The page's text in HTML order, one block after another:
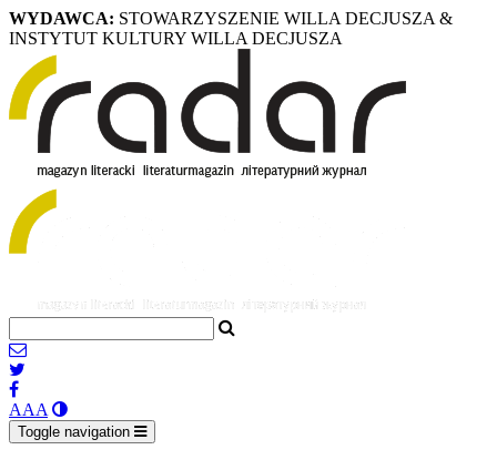
WYDAWCA: STOWARZYSZENIE WILLA DECJUSZA &
INSTYTUT KULTURY WILLA DECJUSZA
AAA
Toggle navigation